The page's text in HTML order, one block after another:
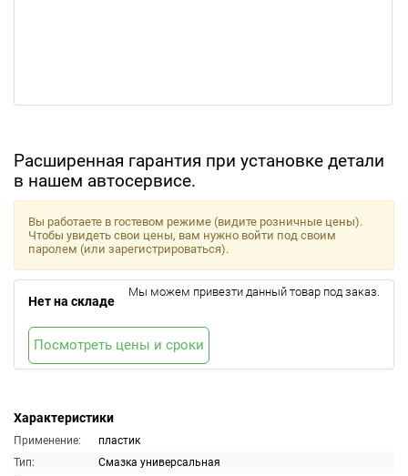
Расширенная гарантия при установке детали
в нашем автосервисе.
Характеристики
Применение:
пластик
Тип:
Смазка универсальная
Вы работаете в гостевом режиме (видите розничные цены).
Чтобы увидеть свои цены, вам нужно войти под своим
паролем (или зарегистрироваться).
Нет на складе
Мы можем привезти данный товар под заказ.
Посмотреть цены и сроки